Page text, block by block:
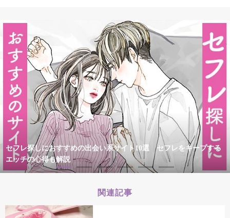
セフレ探しにおすすめの出会い系サイト10選 セフレをキープする
エッチの心得も解説
関連記事